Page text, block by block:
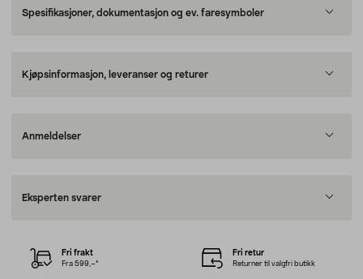
Spesifikasjoner, dokumentasjon og ev. faresymboler
Kjøpsinformasjon, leveranser og returer
Anmeldelser
Eksperten svarer
Fri frakt
Fra 599,–*
Fri retur
Returner til valgfri butikk